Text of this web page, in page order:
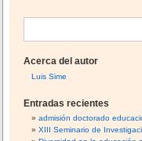
a
óAcerca del autor
Luis Sime
Entradas recientes
admisión doctorado
XIII Seminario de